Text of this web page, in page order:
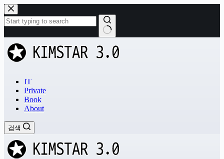
본
문
으
로
건
너
과
없
IT
Private
Book
About
검색